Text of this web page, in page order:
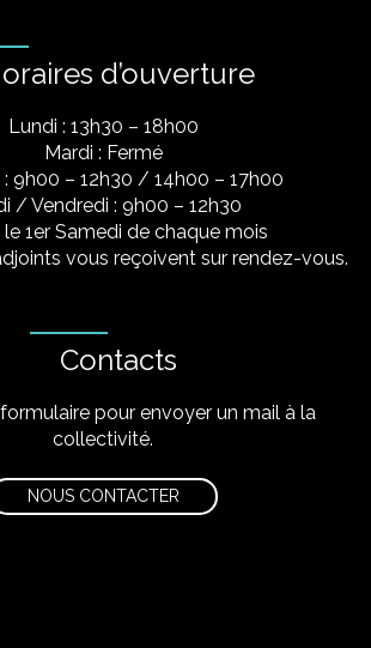
d’ouverture
Lundi : 13h30 – 18h00
Mardi : Fermé
: 9h00 – 12h30 / 14h00 – 17h00
/ Vendredi : 9h00 – 12h30
1er Samedi de chaque mois
vous reçoivent sur rendez-vous.
Contacts
pour envoyer un mail à la
collectivité.
NOUS CONTACTER